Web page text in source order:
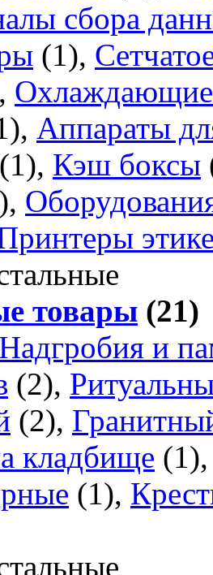
сбора
(1),
Охлаждающие
Аппараты
(1), Кэш боксы
товары (21)
Надгробия и
(2),
(2),
кладбище
(1),